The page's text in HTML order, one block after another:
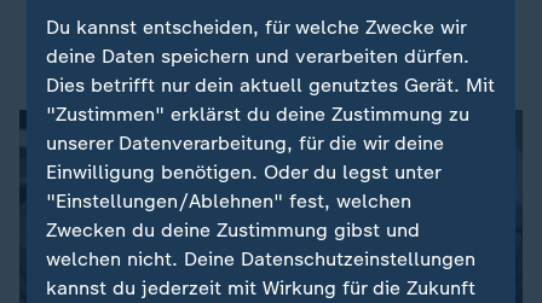
Norbert Röttgen, stellvertretender Fraktionsvorsitzender der
CDU/CSU-Fraktion im Bundestag
Du kannst entscheiden, für welche Zwecke wir
deine Daten speichern und verarbeiten dürfen.
Dies betrifft nur dein aktuell genutztes Gerät. Mit
"Zustimmen" erklärst du deine Zustimmung zu
unserer Datenverarbeitung, für die wir deine
Einwilligung benötigen. Oder du legst unter
"Einstellungen/Ablehnen" fest, welchen
Zwecken du deine Zustimmung gibst und
welchen nicht. Deine Datenschutzeinstellungen
kannst du jederzeit mit Wirkung für die Zukunft